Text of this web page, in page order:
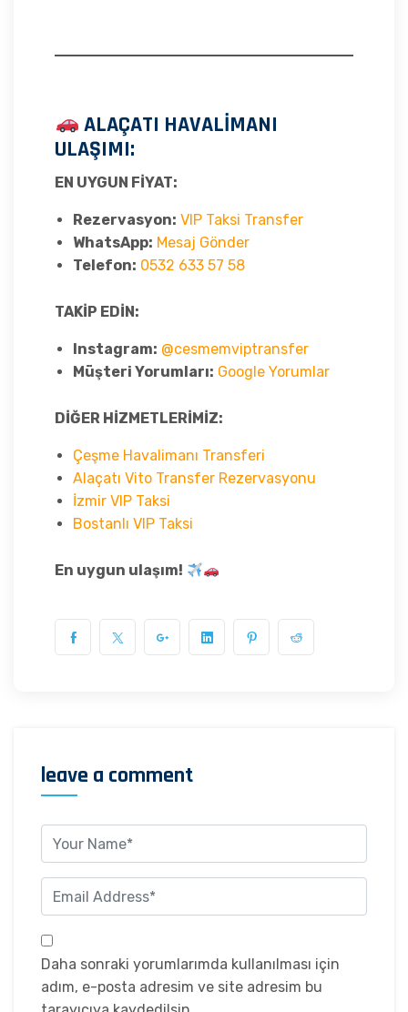
ALAÇATI HAVALİMANI
ULAŞIMI:
EN UYGUN FİYAT:
Rezervasyon: VIP Taksi Transfer
WhatsApp: Mesaj Gönder
Telefon: 0532 633 57 58
TAKİP EDİN:
Instagram: @cesmemviptransfer
Müşteri Yorumları: Google Yorumlar
DİĞER HİZMETLERİMİZ:
Çeşme Havalimanı Transferi
Alaçatı Vito Transfer Rezervasyonu
İzmir VIP Taksi
Bostanlı VIP Taksi
En uygun ulaşım!
leave a comment
Daha sonraki yorumlarımda kullanılması için
adım, e-posta adresim ve site adresim bu